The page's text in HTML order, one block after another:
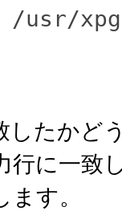
/usr/
したかど
行に一致
す。